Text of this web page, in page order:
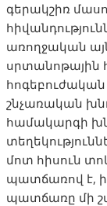
գերակշիռ
առողջական
սրտանոթային
շնչառական
համակարգի
մոտ հիսուն
պատճառով է,
պատճառը մի